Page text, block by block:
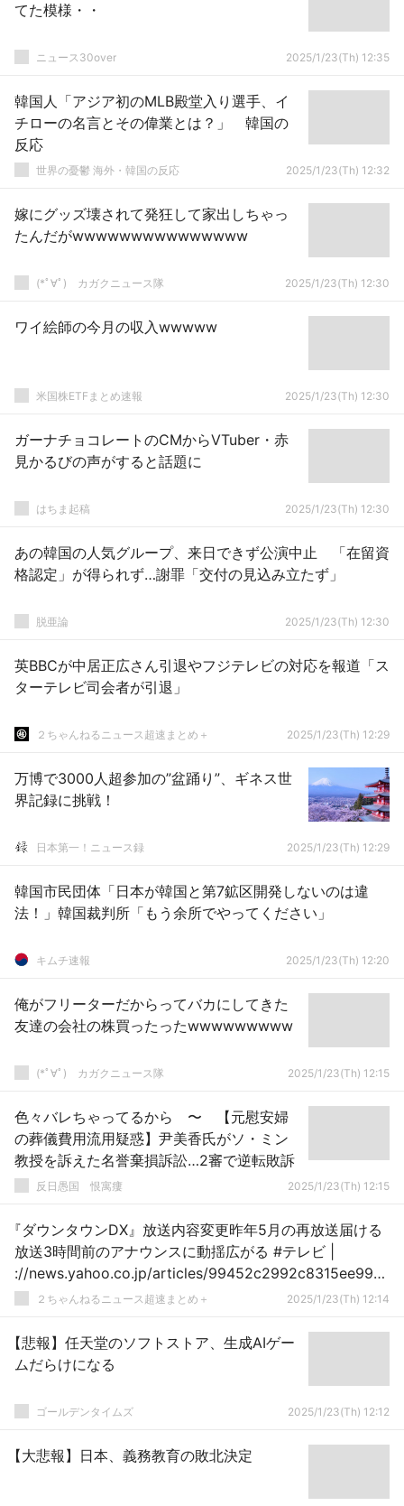
てた模様・・
ニュース30over 2025/1/23(Th) 12:35
韓国人「アジア初のMLB殿堂入り選手、イ
チローの名言とその偉業とは？」 韓国の
反応
世界の憂鬱 海外・韓国の反応 2025/1/23(Th) 12:32
嫁にグッズ壊されて発狂して家出しちゃっ
たんだがwwwwwwwwwwwwwww
(*ﾟ∀ﾟ)ゞカガクニュース隊 2025/1/23(Th) 12:30
ワイ絵師の今月の収入wwwww
米国株ETFまとめ速報 2025/1/23(Th) 12:30
ガーナチョコレートのCMからVTuber・赤
見かるびの声がすると話題に
はちま起稿 2025/1/23(Th) 12:30
あの韓国の人気グループ、来日できず公演中止 「在留資
格認定」が得られず…謝罪「交付の見込み立たず」
脱亜論 2025/1/23(Th) 12:30
英BBCが中居正広さん引退やフジテレビの対応を報道「ス
ターテレビ司会者が引退」
２ちゃんねるニュース超速まとめ＋ 2025/1/23(Th) 12:29
万博で3000人超参加の”盆踊り”、ギネス世
界記録に挑戦！
日本第一！ニュース録 2025/1/23(Th) 12:29
韓国市民団体「日本が韓国と第7鉱区開発しないのは違
法！」韓国裁判所「もう余所でやってください」
キムチ速報 2025/1/23(Th) 12:20
俺がフリーターだからってバカにしてきた
友達の会社の株買ったったwwwwwwwww
(*ﾟ∀ﾟ)ゞカガクニュース隊 2025/1/23(Th) 12:15
色々バレちゃってるから 〜 【元慰安婦
の葬儀費用流用疑惑】尹美香氏がソ・ミン
教授を訴えた名誉棄損訴訟…2審で逆転敗訴
反日愚国 恨寓瘻 2025/1/23(Th) 12:15
『ダウンタウンDX』放送内容変更昨年5月の再放送届ける
放送3時間前のアナウンスに動揺広がる #テレビ |
://news.yahoo.co.jp/articles/99452c2992c8315ee99b
67f8af375958f0b9a48e
２ちゃんねるニュース超速まとめ＋ 2025/1/23(Th) 12:14
【悲報】任天堂のソフトストア、生成AIゲー
ムだらけになる
ゴールデンタイムズ 2025/1/23(Th) 12:12
【大悲報】日本、義務教育の敗北決定